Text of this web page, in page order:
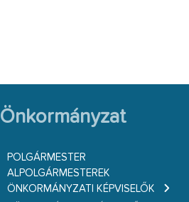
Önkormányzat
POLGÁRMESTER
ALPOLGÁRMESTEREK
ÖNKORMÁNYZATI KÉPVISELŐK